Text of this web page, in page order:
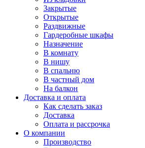
Закрытые
Открытые
Раздвижные
Гардеробные шкафы
Назначение
В комнату
В нишу
В спальню
В частный дом
На балкон
Доставка и оплата
Как сделать заказ
Доставка
Оплата и рассрочка
О компании
Производство